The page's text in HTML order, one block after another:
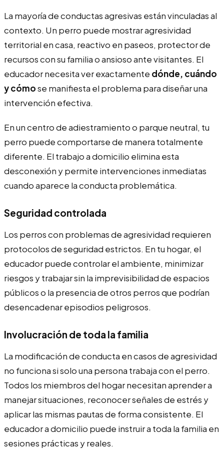
La mayoría de conductas agresivas están vinculadas al
contexto. Un perro puede mostrar agresividad
territorial en casa, reactivo en paseos, protector de
recursos con su familia o ansioso ante visitantes. El
educador necesita ver exactamente dónde, cuándo
y cómose manifiesta el problema para diseñar una
intervención efectiva.
En un centro de adiestramiento o parque neutral, tu
perro puede comportarse de manera totalmente
diferente. El trabajo a domicilio elimina esta
desconexión y permite intervenciones inmediatas
cuando aparece la conducta problemática.
Seguridad controlada
Los perros con problemas de agresividad requieren
protocolos de seguridad estrictos. En tu hogar, el
educador puede controlar el ambiente, minimizar
riesgos y trabajar sin la imprevisibilidad de espacios
públicos o la presencia de otros perros que podrían
desencadenar episodios peligrosos.
Involucración de toda la familia
La modificación de conducta en casos de agresividad
no funciona si solo una persona trabaja con el perro.
Todos los miembros del hogar necesitan aprender a
manejar situaciones, reconocer señales de estrés y
aplicar las mismas pautas de forma consistente. El
educador a domicilio puede instruir a toda la familia en
sesiones prácticas y reales.